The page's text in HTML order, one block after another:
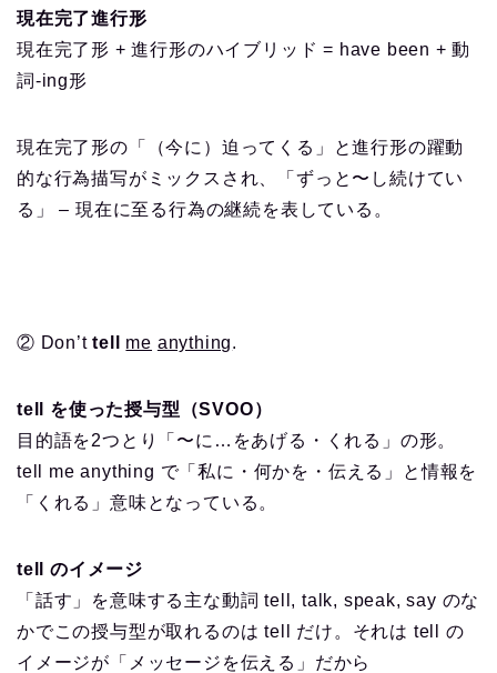
現在完了進行形
現在完了形 + 進行形のハイブリッド = have been + 動
詞-ing形
現在完了形の「（今に）迫ってくる」と進行形の躍動
的な行為描写がミックスされ、「ずっと〜し続けてい
る」 – 現在に至る行為の継続を表している。
② Don’ttell me anything.
tell を使った授与型（SVOO）
目的語を2つとり「〜に…をあげる・くれる」の形。
tell me anything で「私に・何かを・伝える」と情報を
「くれる」意味となっている。
tell のイメージ
「話す」を意味する主な動詞 tell, talk, speak, say のな
かでこの授与型が取れるのは tell だけ。それは tell の
イメージが「メッセージを伝える」だから